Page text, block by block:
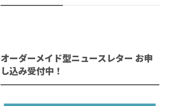
オーダーメイド型ニュースレター お申
し込み受付中！